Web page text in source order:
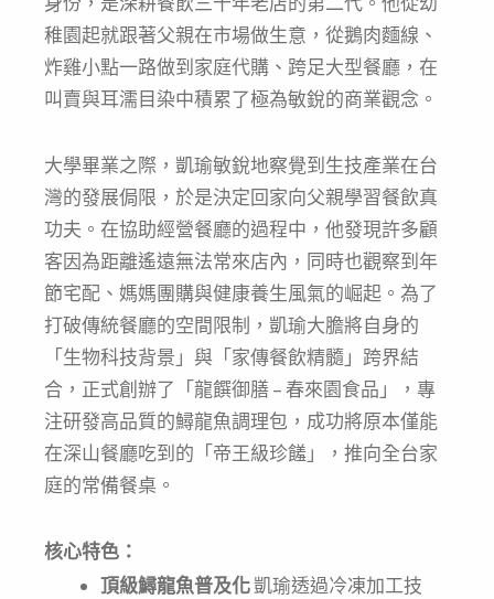
稚園起就跟著父親在市場做生意，從鵝肉麵線、
炸雞小點一路做到家庭代購、跨足大型餐廳，在
叫賣與耳濡目染中積累了極為敏銳的商業觀念 。
大學畢業之際，凱瑜敏銳地察覺到生技產業在台
灣的發展侷限，於是決定回家向父親學習餐飲真
功夫 。在協助經營餐廳的過程中，他發現許多顧
客因為距離遙遠無法常來店內，同時也觀察到年
節宅配、媽媽團購與健康養生風氣的崛起 。為了
打破傳統餐廳的空間限制，凱瑜大膽將自身的
「生物科技背景」與「家傳餐飲精髓」跨界結
合，正式創辦了「龍饌御膳 – 春來園食品」，專
注研發高品質的鱘龍魚調理包 ，成功將原本僅能
在深山餐廳吃到的「帝王級珍饈」，推向全台家
庭的常備餐桌 。
核心特色 ：
頂級鱘龍魚普及化凱瑜透過冷凍加工技